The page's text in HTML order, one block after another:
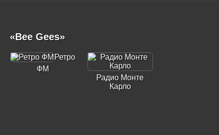
«Bee Gees»
Ретро
ФМ
Радио Монте
Карло